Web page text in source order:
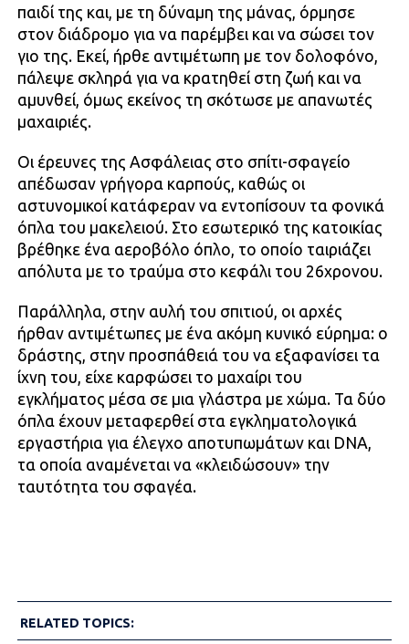
παιδί της και, με τη δύναμη της μάνας, όρμησε
στον διάδρομο για να παρέμβει και να σώσει τον
γιο της. Εκεί, ήρθε αντιμέτωπη με τον δολοφόνο,
πάλεψε σκληρά για να κρατηθεί στη ζωή και να
αμυνθεί, όμως εκείνος τη σκότωσε με απανωτές
μαχαιριές.
Οι έρευνες της Ασφάλειας στο σπίτι-σφαγείο
απέδωσαν γρήγορα καρπούς, καθώς οι
αστυνομικοί κατάφεραν να εντοπίσουν τα φονικά
όπλα του μακελειού. Στο εσωτερικό της κατοικίας
βρέθηκε ένα αεροβόλο όπλο, το οποίο ταιριάζει
απόλυτα με το τραύμα στο κεφάλι του 26χρονου.
Παράλληλα, στην αυλή του σπιτιού, οι αρχές
ήρθαν αντιμέτωπες με ένα ακόμη κυνικό εύρημα: ο
δράστης, στην προσπάθειά του να εξαφανίσει τα
ίχνη του, είχε καρφώσει το μαχαίρι του
εγκλήματος μέσα σε μια γλάστρα με χώμα. Τα δύο
όπλα έχουν μεταφερθεί στα εγκληματολογικά
εργαστήρια για έλεγχο αποτυπωμάτων και DNA,
τα οποία αναμένεται να «κλειδώσουν» την
ταυτότητα του σφαγέα.
RELATED TOPICS: